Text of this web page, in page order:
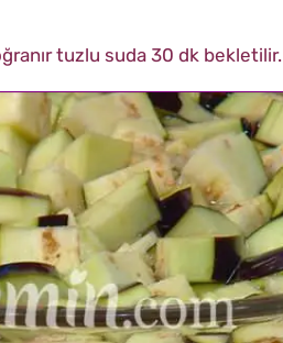
tuzlu suda 30 dk bekletilir.